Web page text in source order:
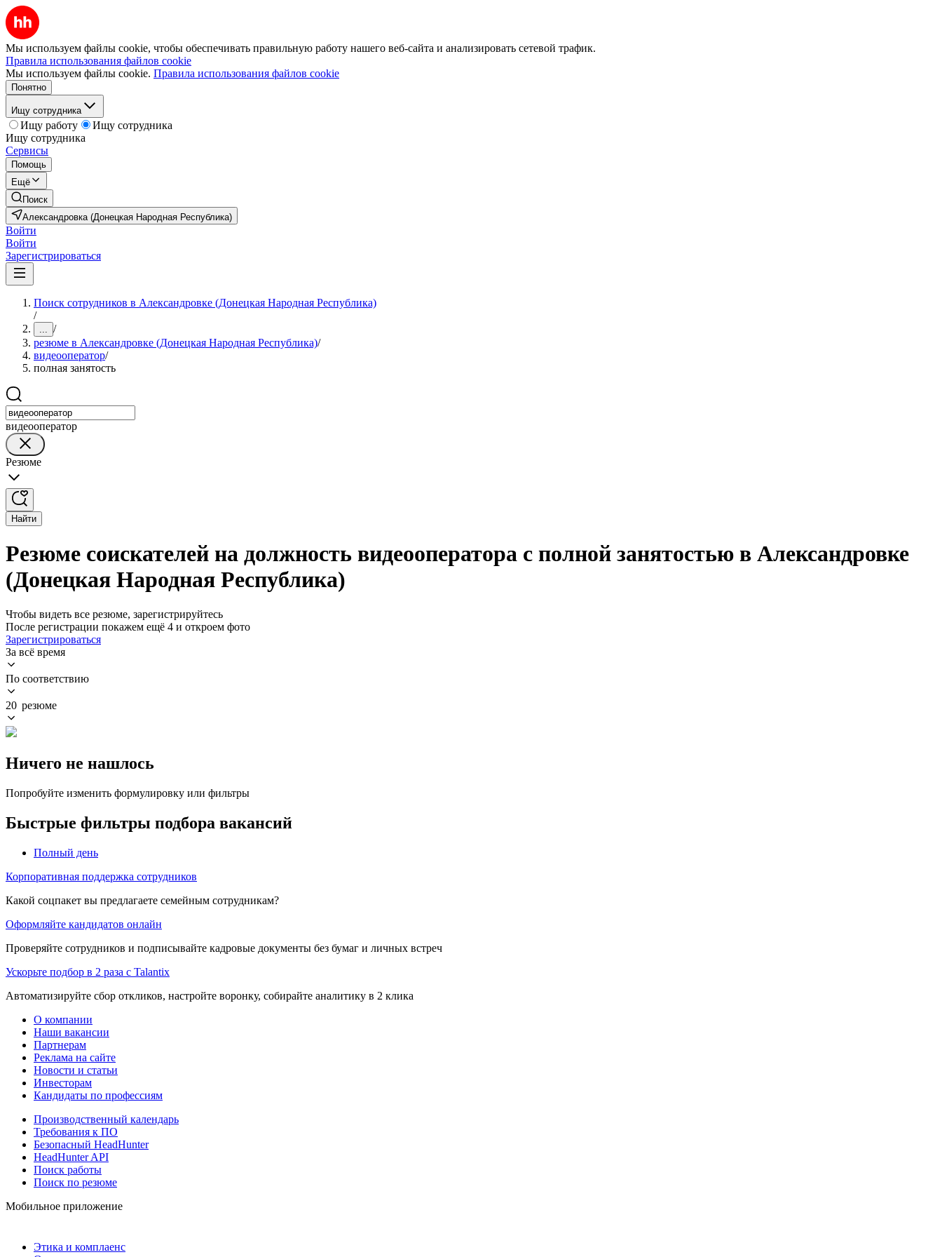
Мы используем файлы cookie, чтобы обеспечивать правильную работу нашего веб-сайта и анализировать сетевой трафик.
Правила использования файлов cookie
Мы используем файлы cookie. Правила использования файлов cookie
Понятно
Ищу сотрудника
Ищу работу
Ищу сотрудника
Ищу сотрудника
Сервисы
Помощь
Ещё
Поиск
Александровка (Донецкая Народная Республика)
Войти
Войти
Зарегистрироваться
Поиск сотрудников в Александровке (Донецкая Народная Республика)
/
... /
резюме в Александровке (Донецкая Народная Республика)/
видеооператор/
полная занятость
видеооператор
Резюме
Найти
Резюме соискателей на должность видеооператора с полной занятостью в Александровке
(Донецкая Народная Республика)
Чтобы видеть все резюме, зарегистрируйтесь
После регистрации покажем ещё 4 и откроем фото
Зарегистрироваться
За всё время
По соответствию
20 резюме
Ничего не нашлось
Попробуйте изменить формулировку или фильтры
Быстрые фильтры подбора вакансий
Полный день
Корпоративная поддержка сотрудников
Какой соцпакет вы предлагаете семейным сотрудникам?
Оформляйте кандидатов онлайн
Проверяйте сотрудников и подписывайте кадровые документы без бумаг и личных встреч
Ускорьте подбор в 2 раза с Talantix
Автоматизируйте сбор откликов, настройте воронку, собирайте аналитику в 2 клика
О компании
Наши вакансии
Партнерам
Реклама на сайте
Новости и статьи
Инвесторам
Кандидаты по профессиям
Производственный календарь
Требования к ПО
Безопасный HeadHunter
HeadHunter API
Поиск работы
Поиск по резюме
Мобильное приложение
Этика и комплаенс